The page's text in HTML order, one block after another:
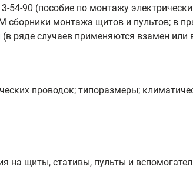
90 (пособие по монтажу
монтажа щитов и пультов; в
ряде случаев применяются взамен или
проводок; типоразмеры;
на щиты, стативы, пульты и